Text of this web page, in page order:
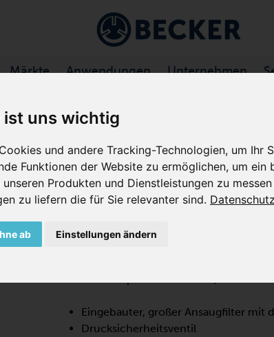
ist uns wichtig
und andere Tracking-Technologien, um Ihr
Funktionen der Website zu ermöglichen, um ein
unseren Produkten und Dienstleistungen zu
zu liefern die für Sie relevanter sind.
ab Einstellungen ändern
Märkte Anwendungen Unternehmen
DTLF 2.250
Dauerbetrieb ausgelegt ist. Der
Eingebauter, großer Ansaugfilter mit
Drucksicherheitsventil